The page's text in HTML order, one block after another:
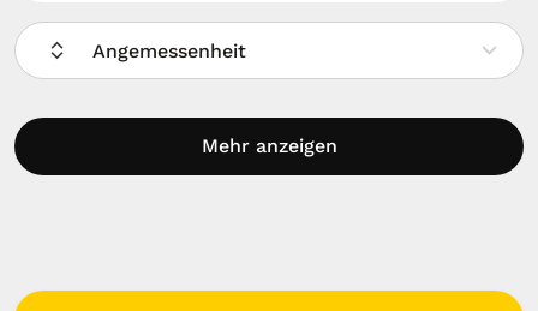
Angemessenheit
Mehr anzeigen